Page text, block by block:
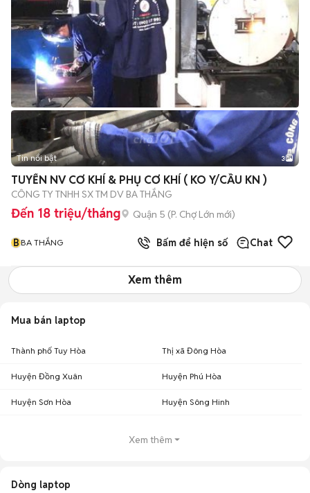
Tin nổi bật 3
TUYỂN NV CƠ KHÍ & PHỤ CƠ KHÍ ( KO Y/CẦU KN )
CÔNG TY TNHH SX TM DV BA THẮNG
Đến 18 triệu/tháng Quận 5 (P. Chợ Lớn mới)
BBA THẮNG Bấm để hiện số Chat
Xem thêm
Mua bán laptop
Thành phố Tuy Hòa Thị xã Đông Hòa
Huyện Đồng Xuân Huyện Phú Hòa
Huyện Sơn Hòa Huyện Sông Hinh
Xem thêm
Dòng laptop